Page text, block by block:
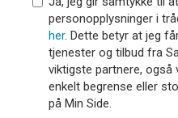
personopplysninger i
her. Dette betyr at jeg
tjenester og tilbud fra
viktigste partnere, også
enkelt begrense eller
på Min Side.